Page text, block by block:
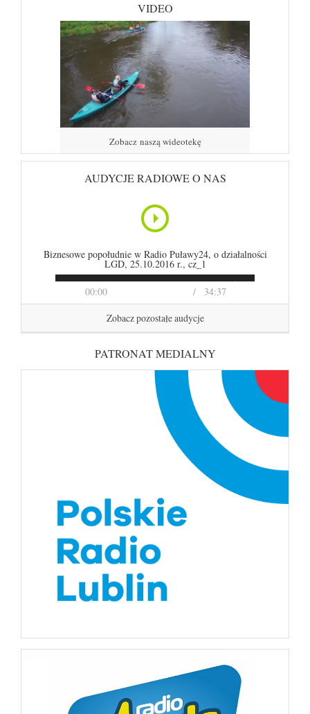
VIDEO
Zobacz naszą wideotekę
AUDYCJE RADIOWE O NAS
00:00 34:37
Biznesowe popołudnie w Radio Puławy24, o działalności
LGD, 25.10.2016 r., cz_1
Zobacz pozostałe audycje
PATRONAT MEDIALNY